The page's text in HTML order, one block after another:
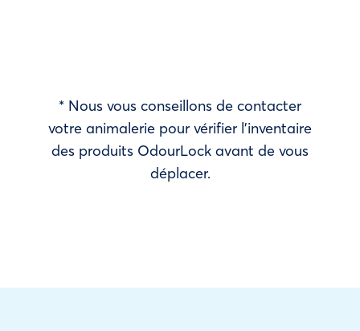
* Nous vous conseillons de contacter
votre animalerie pour vérifier l’inventaire
des produits OdourLock avant de vous
déplacer.